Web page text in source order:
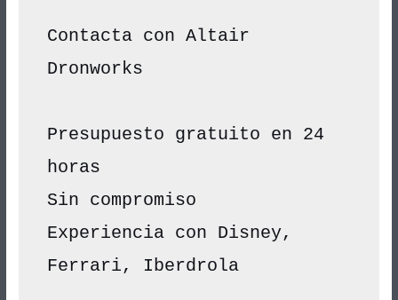
Contacta con Altair
Dronworks
Presupuesto gratuito en 24
horas
Sin compromiso
Experiencia con Disney,
Ferrari, Iberdrola